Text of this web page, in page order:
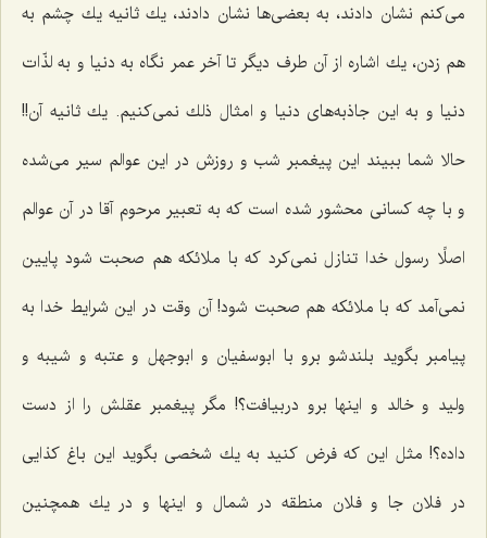
می‌كنم نشان دادند، به بعضی‌ها نشان دادند، یك ثانیه یك چشم به
هم زدن، یك اشاره از آن طرف دیگر تا آخر عمر نگاه به دنیا و به لذّات
دنیا و به این جاذبه‌های دنیا و امثال ذلك نمی‌كنیم. یك ثانیه آن!!
حالا شما ببیند این پیغمبر شب و روزش در این عوالم سیر می‌شده
و با چه كسانی محشور شده است كه به تعبیر مرحوم آقا در آن عوالم
اصلًا رسول خدا تنازل نمی‌كرد كه با ملائكه هم صحبت شود پایین
نمی‌آمد كه با ملائكه هم صحبت شود! آن وقت در این شرایط خدا به
پیامبر بگوید بلندشو برو با ابوسفیان و ابوجهل و عتبه و شیبه و
ولید و خالد و اینها برو دربیافت؟! مگر پیغمبر عقلش را از دست
داده؟! مثل این كه فرض كنید به یك شخصی بگوید این باغ كذایی
در فلان جا و فلان منطقه در شمال و اینها و در یك همچنین